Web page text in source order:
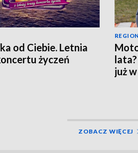
od Ciebie. Letnia
życzeń
już
ZOBACZ WIĘCEJ